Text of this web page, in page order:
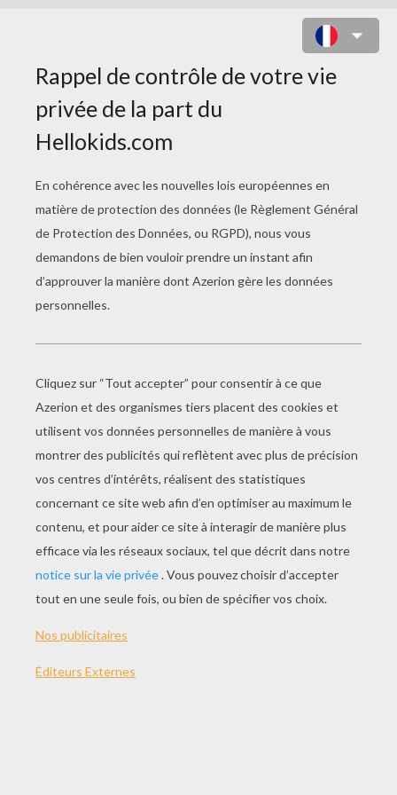
UN CADRE PHOTO AVEC PENNY
THÈMES: Volt Star Malgrè Lui Cinéma
De 4 À 6 Ans De 7 À 10 Ans Cadre Photo
Plus De 10 Ans
NOTER CETTE PAGE